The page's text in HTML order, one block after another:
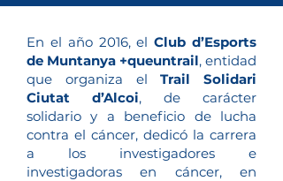
En el año 2016, elClub d’Esports
de Muntanya +queuntrail, entidad
que organiza elTrail Solidari
Ciutat d’Alcoi, de carácter
solidario y a beneficio de lucha
contra el cáncer, dedicó la carrera
a los investigadores e
investigadoras en cáncer, en